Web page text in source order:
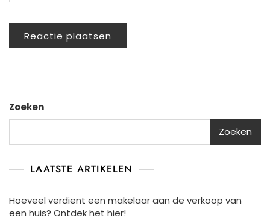
Zoeken
Zoeken
LAATSTE ARTIKELEN
Hoeveel verdient een makelaar aan de verkoop van
een huis? Ontdek het hier!